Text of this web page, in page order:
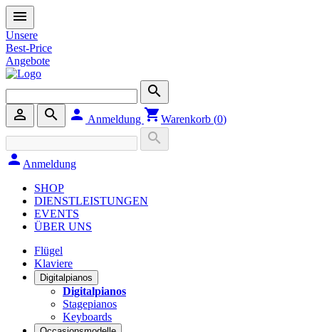
menu
Unsere
Best-Price
Angebote
search
person_outline
search person Anmeldung shopping_cartWarenkorb (0)
search
person Anmeldung
SHOP
DIENSTLEISTUNGEN
EVENTS
ÜBER UNS
Flügel
Klaviere
Digitalpianos
Digitalpianos
Stagepianos
Keyboards